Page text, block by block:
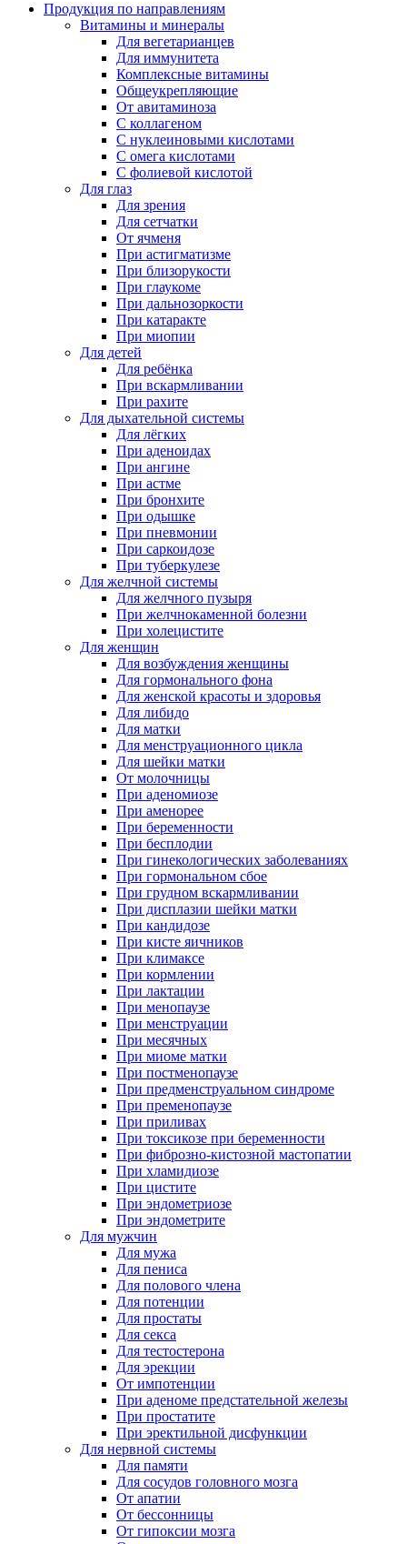
Продукция по направлениям
Витамины и минералы
Для вегетарианцев
Для иммунитета
Комплексные витамины
Общеукрепляющие
От авитаминоза
С коллагеном
С нуклеиновыми кислотами
С омега кислотами
С фолиевой кислотой
Для глаз
Для зрения
Для сетчатки
От ячменя
При астигматизме
При близорукости
При глаукоме
При дальнозоркости
При катаракте
При миопии
Для детей
Для ребёнка
При вскармливании
При рахите
Для дыхательной системы
Для лёгких
При аденоидах
При ангине
При астме
При бронхите
При одышке
При пневмонии
При саркоидозе
При туберкулезе
Для желчной системы
Для желчного пузыря
При желчнокаменной болезни
При холецистите
Для женщин
Для возбуждения женщины
Для гормонального фона
Для женской красоты и здоровья
Для либидо
Для матки
Для менструационного цикла
Для шейки матки
От молочницы
При аденомиозе
При аменорее
При беременности
При бесплодии
При гинекологических заболеваниях
При гормональном сбое
При грудном вскармливании
При дисплазии шейки матки
При кандидозе
При кисте яичников
При климаксе
При кормлении
При лактации
При менопаузе
При менструации
При месячных
При миоме матки
При постменопаузе
При предменструальном синдроме
При пременопаузе
При приливах
При токсикозе при беременности
При фиброзно-кистозной мастопатии
При хламидиозе
При цистите
При эндометриозе
При эндометрите
Для мужчин
Для мужа
Для пениса
Для полового члена
Для потенции
Для простаты
Для секса
Для тестостерона
Для эрекции
От импотенции
При аденоме предстательной железы
При простатите
При эректильной дисфункции
Для нервной системы
Для памяти
Для сосудов головного мозга
От апатии
От бессонницы
От гипоксии мозга